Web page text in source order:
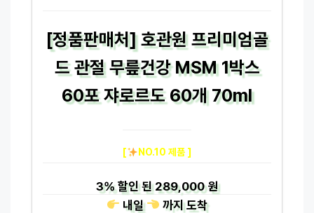
[정품판매처] 호관원 프리미엄골
드 관절 무릎건강 MSM 1박스
60포 쟈로르도 60개 70ml
[ NO.10 제품 ]
3%할인 된289,000 원
내일
까지도착